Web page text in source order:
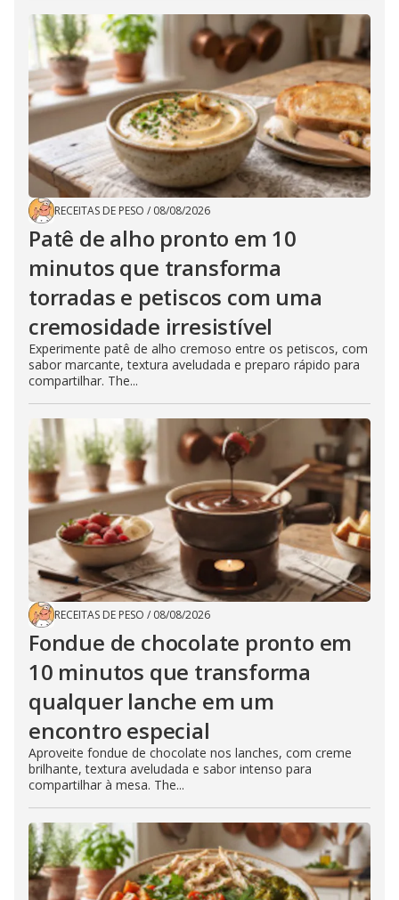
RECEITAS DE PESO / 08/08/2026
Patê de alho pronto em 10
minutos que transforma
torradas e petiscos com uma
cremosidade irresistível
Experimente patê de alho cremoso entre os petiscos, com
sabor marcante, textura aveludada e preparo rápido para
compartilhar. The...
RECEITAS DE PESO / 08/08/2026
Fondue de chocolate pronto em
10 minutos que transforma
qualquer lanche em um
encontro especial
Aproveite fondue de chocolate nos lanches, com creme
brilhante, textura aveludada e sabor intenso para
compartilhar à mesa. The...